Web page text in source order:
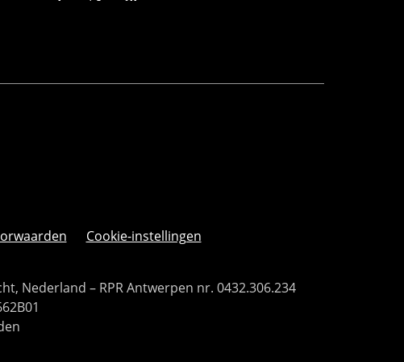
Cookie-instellingen
Nederland – RPR Antwerpen nr. 0432.306.234